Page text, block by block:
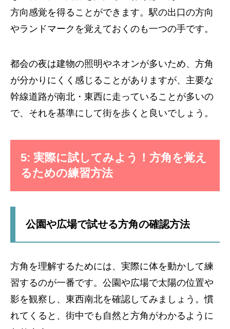
方向感覚を得ることができます。駅の出口の方向
やランドマークを覚えておくのも一つの手です。
都会の夜は建物の照明やネオンが多いため、方角
が分かりにくく感じることがありますが、主要な
幹線道路が南北・東西に走っていることが多いの
で、それを基準にして街を歩くと良いでしょう。
5: 実際に試してみよう！方角を覚え
るための練習方法
公園や広場で試せる方角の確認方法
方角を理解するためには、実際に体を動かして練
習するのが一番です。公園や広場で太陽の位置や
影を観察し、東西南北を確認してみましょう。慣
れてくると、街中でも自然と方角がわかるように